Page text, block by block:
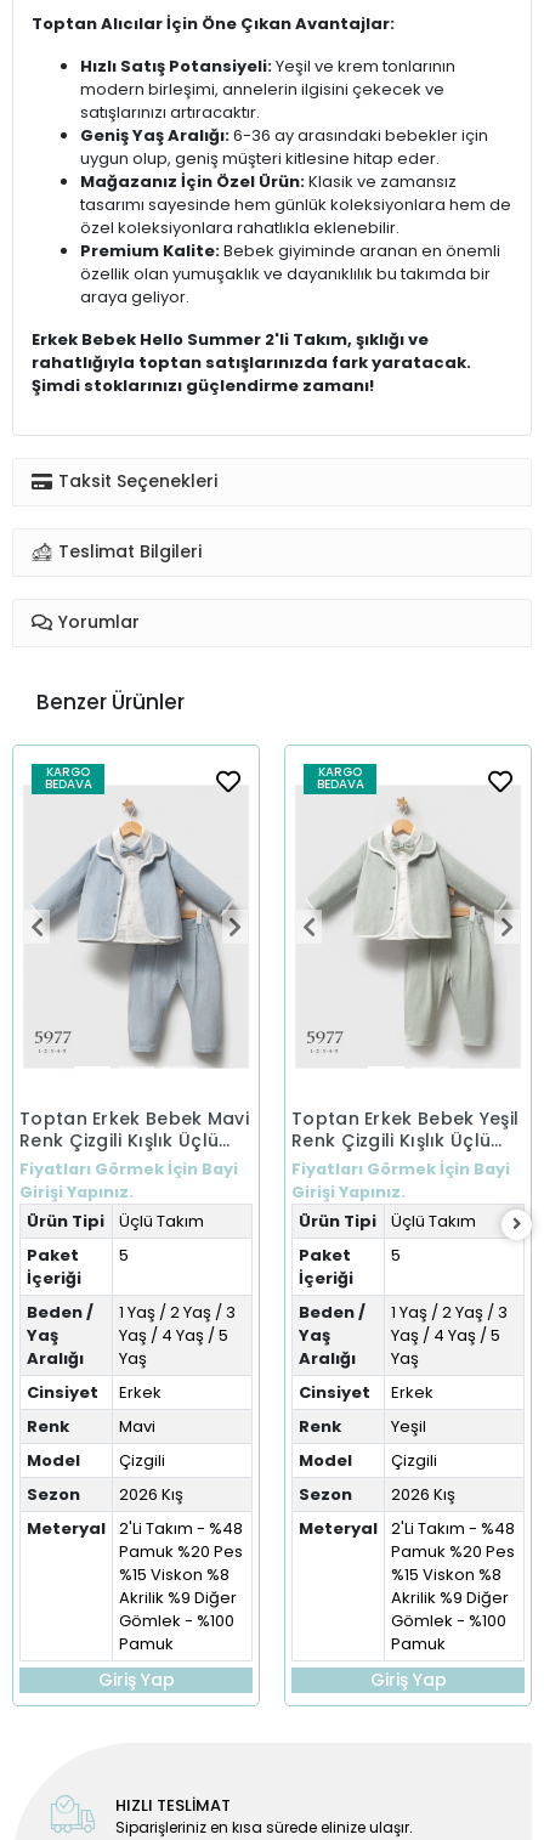
Toptan Alıcılar İçin Öne Çıkan Avantajlar:
Hızlı Satış Potansiyeli:Yeşil ve krem tonlarının
modern birleşimi, annelerin ilgisini çekecek ve
satışlarınızı artıracaktır.
Geniş Yaş Aralığı:6-36 ay arasındaki bebekler için
uygun olup, geniş müşteri kitlesine hitap eder.
Mağazanız İçin Özel Ürün:Klasik ve zamansız
tasarımı sayesinde hem günlük koleksiyonlara hem de
özel koleksiyonlara rahatlıkla eklenebilir.
Premium Kalite:Bebek giyiminde aranan en önemli
özellik olan yumuşaklık ve dayanıklılık bu takımda bir
araya geliyor.
Erkek Bebek Hello Summer 2'li Takım, şıklığı ve
rahatlığıyla toptan satışlarınızda fark yaratacak.
Şimdi stoklarınızı güçlendirme zamanı!
Taksit Seçenekleri
Teslimat Bilgileri
Yorumlar
Benzer Ürünler
KARGO
BEDAVA
Toptan Erkek Bebek Mavi
Renk Çizgili Kışlık Üçlü
Takım (1-5 Yaş)
Fiyatları Görmek İçin Bayi
Girişi Yapınız.
Ürün Tipi
Üçlü Takım
Paket
İçeriği
5
Beden /
Yaş
Aralığı
1 Yaş / 2 Yaş / 3
Yaş / 4 Yaş / 5
Yaş
Cinsiyet
Erkek
Renk
Mavi
Model
Çizgili
Sezon
2026 Kış
Meteryal 2'Li Takım - %48
Pamuk %20 Pes
%15 Viskon %8
Akrilik %9 Diğer
Gömlek - %100
Pamuk
Giriş Yap
KARGO
BEDAVA
Toptan Erkek Bebek Yeşil
Renk Çizgili Kışlık Üçlü
Takım (1-5 Yaş)
Fiyatları Görmek İçin Bayi
Girişi Yapınız.
Ürün Tipi
Üçlü Takım
Paket
İçeriği
5
Beden /
Yaş
Aralığı
1 Yaş / 2 Yaş / 3
Yaş / 4 Yaş / 5
Yaş
Cinsiyet
Erkek
Renk
Yeşil
Model
Çizgili
Sezon
2026 Kış
Meteryal 2'Li Takım - %48
Pamuk %20 Pes
%15 Viskon %8
Akrilik %9 Diğer
Gömlek - %100
Pamuk
Giriş Yap
HIZLI TESLİMAT
Siparişleriniz en kısa sürede elinize ulaşır.